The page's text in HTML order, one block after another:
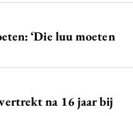
‘Die luu moeten
na 16 jaar bij